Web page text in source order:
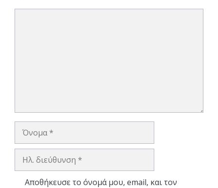
Όνομα
Ηλ.
Αποθήκευσε το όνομά μου, email, και τον